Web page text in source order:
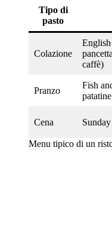
Tipo di
pasto
Colazione
English
caffè)
Pranzo
Fish
Cena
Menu tipico di un